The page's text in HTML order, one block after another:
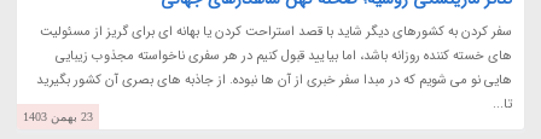
سفر کردن به کشورهای دیگر شاید با قصد استراحت کردن یا بهانه ای برای گریز از مسئولیت
های خسته کننده روزانه باشد، اما بیایید قبول کنیم در هر سفری ناخواسته مجذوب زیبایی
هایی نو می شویم که در مبدا سفر خبری از آن ها نبوده. از جاذبه های بصری آن کشور بگیرید
تا...
23 بهمن 1403